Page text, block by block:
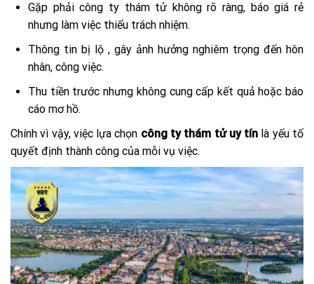
Gặp phải công ty thám tử không rõ ràng, báo giá rẻ
nhưng làm việc thiếu trách nhiệm.
Thông tin bị lộ , gây ảnh hưởng nghiêm trọng đến hôn
nhân, công việc.
Thu tiền trước nhưng không cung cấp kết quả hoặc báo
cáo mơ hồ.
Chính vì vậy, việc lựa chọn công ty thám tử uy tín là yếu tố
quyết định thành công của mỗi vụ việc.